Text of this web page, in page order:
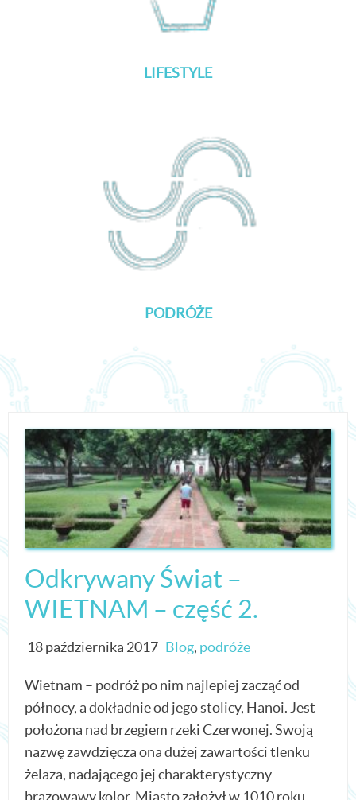
LIFESTYLE
PODRÓŻE
Odkrywany Świat –
WIETNAM – część 2.
18 października 2017 Blog, podróże
Wietnam – podróż po nim najlepiej zacząć od
północy, a dokładnie od jego stolicy, Hanoi. Jest
położona nad brzegiem rzeki Czerwonej. Swoją
nazwę zawdzięcza ona dużej zawartości tlenku
żelaza, nadającego jej charakterystyczny
brązowawy kolor. Miasto założył w 1010 roku